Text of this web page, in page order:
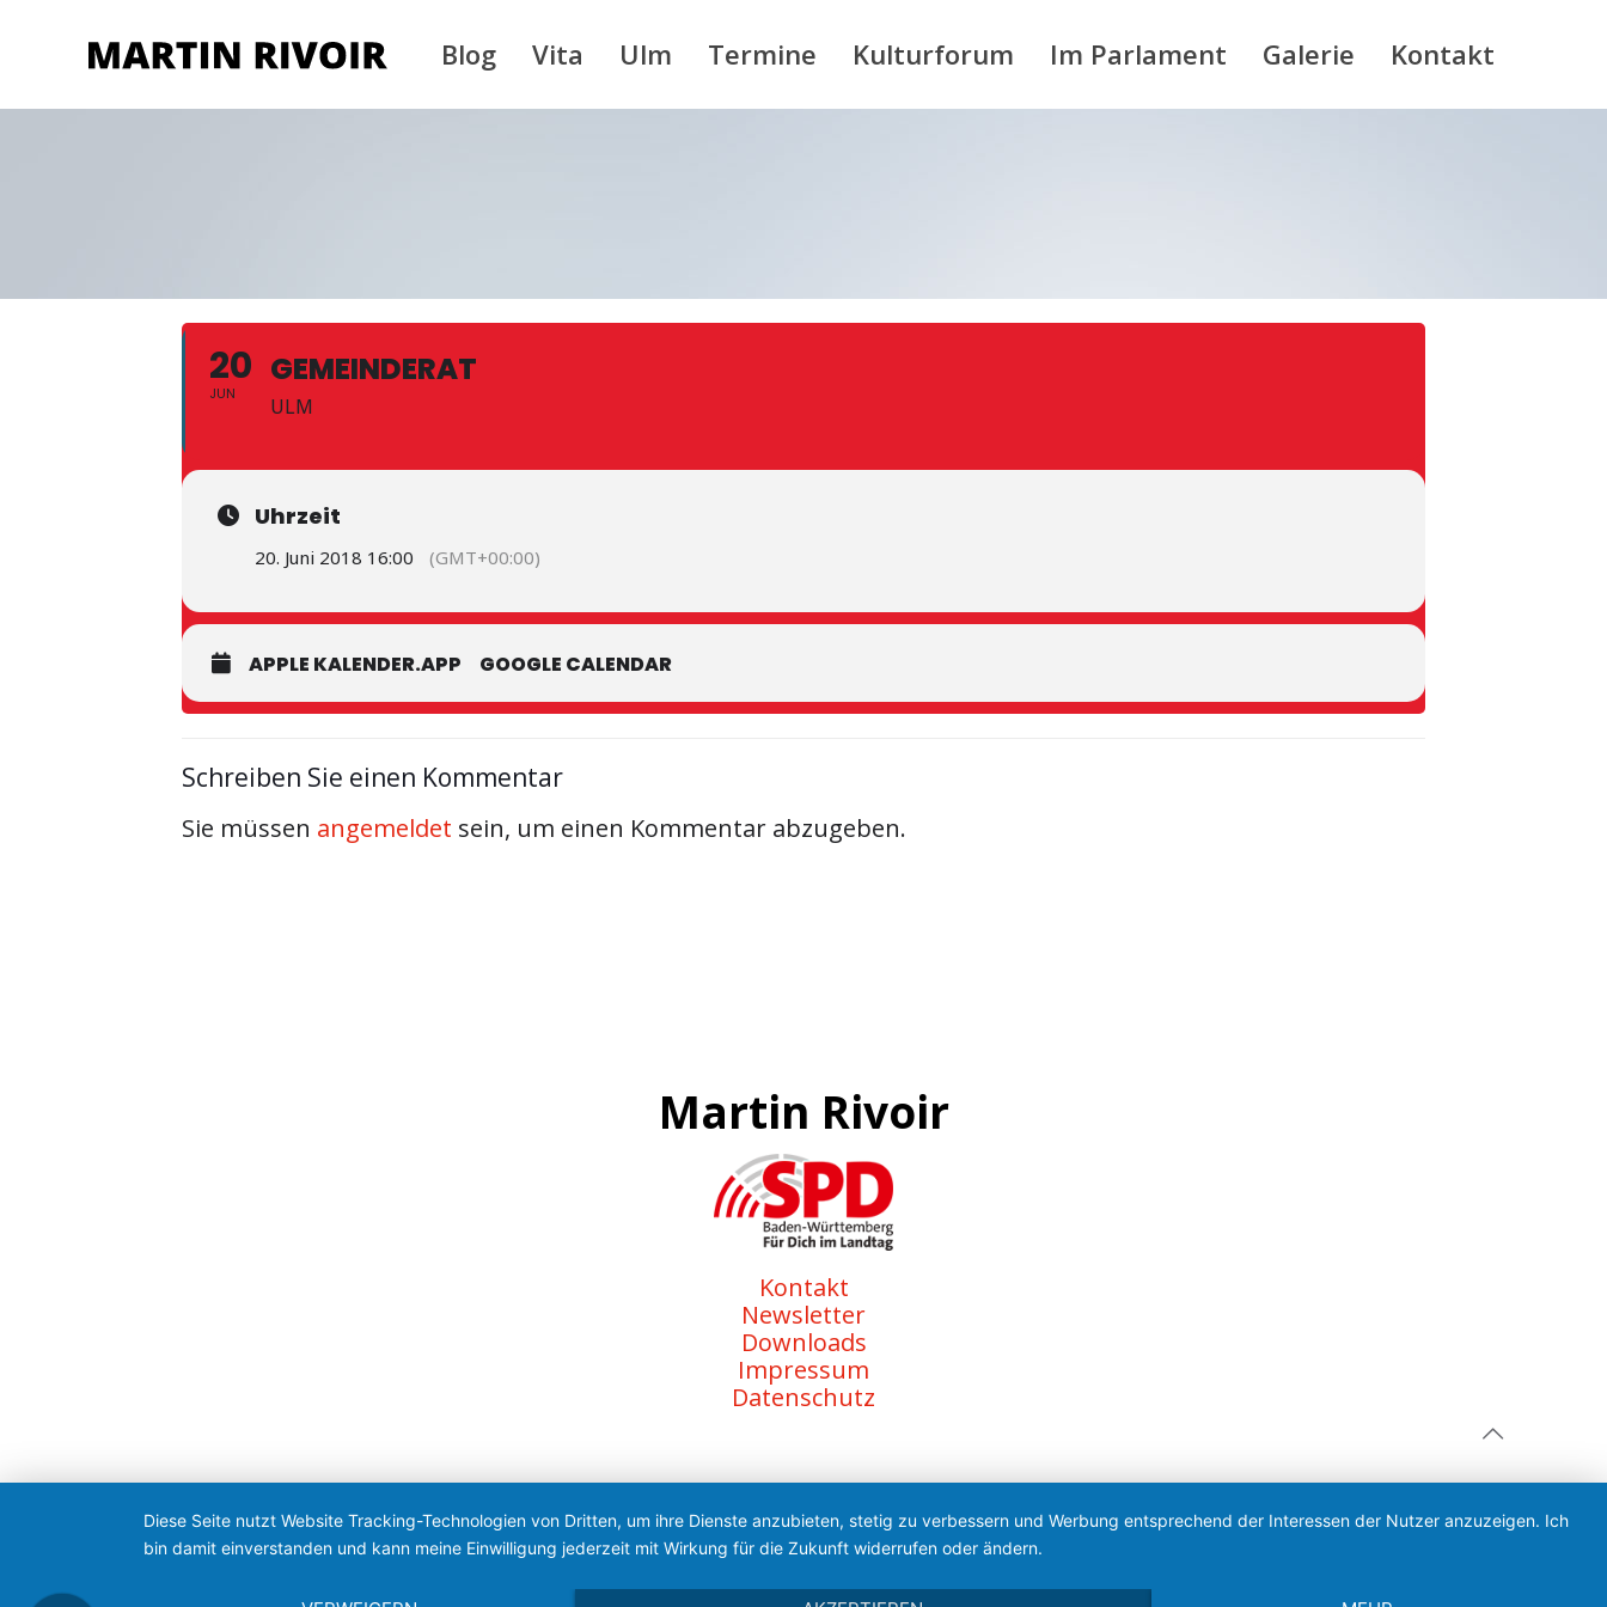
Blog Vita Ulm Termine Kulturforum Im Parlament Galerie Kontakt
20
JUN
GEMEINDERAT
ULM
Uhrzeit
20. Juni 2018 16:00 (GMT+00:00)
APPLE KALENDER.APP GOOGLE CALENDAR
Schreiben Sie einen Kommentar
Sie müssen angemeldet sein, um einen Kommentar abzugeben.
Martin Rivoir
Kontakt
Newsletter
Downloads
Impressum
Datenschutz
Diese Seite nutzt Website Tracking-Technologien von Dritten, um ihre Dienste anzubieten, stetig zu verbessern und Werbung entsprechend der Interessen der Nutzer anzuzeigen. Ich
bin damit einverstanden und kann meine Einwilligung jederzeit mit Wirkung für die Zukunft widerrufen oder ändern.